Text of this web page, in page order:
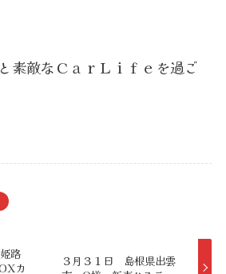
素敵なＣａｒＬｉｆｅを過ご
路
カ
３月３１日 島根県出雲